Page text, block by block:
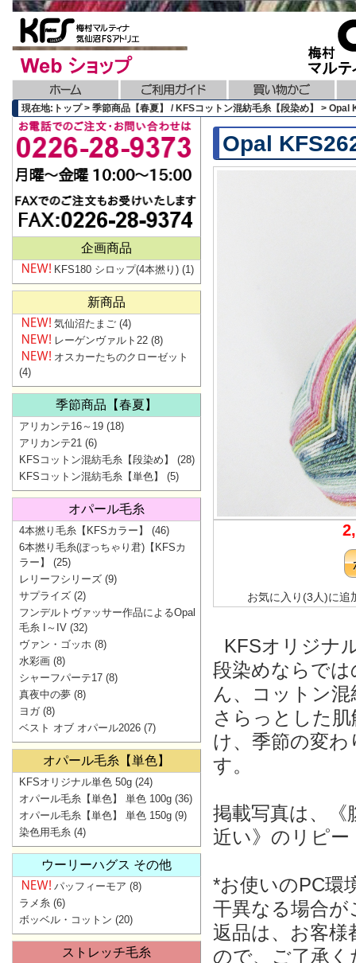
現在地:トップ > 季節商品【春夏】 / KFSコットン混紡毛糸【段染め】 >
Opal
お気に入り(3人)に追
KFSオリジナ
段染めならで
ん、コットン
さらっとした
け、季節の変
す。
掲載写真は、
近い》のリピ
*お使いのPC環
干異なる場合
返品は、お客様
ので、ご了承く
企画商品
KFS180 シロップ(4本撚り) (1)
新商品
気仙沼たまご (4)
レーゲンヴァルト22 (8)
オスカーたちのクローゼット
(4)
季節商品【春夏】
アリカンテ16～19 (18)
アリカンテ21 (6)
KFSコットン混紡毛糸【段染め】
(28)
KFSコットン混紡毛糸【単色】
(5)
オパール毛糸
4本撚り毛糸【KFSカラー】
(46)
6本撚り毛糸(ぽっちゃり君)【KFSカ
ラー】
(25)
レリーフシリーズ (9)
サプライズ (2)
フンデルトヴァッサー作品によるOpal
毛糸 I～IV (32)
ヴァン・ゴッホ (8)
水彩画 (8)
シャーフパーテ17 (8)
真夜中の夢 (8)
ヨガ(8)
ベスト オブ オパール2026 (7)
オパール毛糸【単色】
KFSオリジナル単色 50g (24)
オパール毛糸【単色】 単色 100g (36)
オパール毛糸【単色】 単色 150g (9)
染色用毛糸 (4)
ウーリーハグス その他
パッフィーモア (8)
ラメ糸 (6)
ボッベル・コットン (20)
ストレッチ毛糸